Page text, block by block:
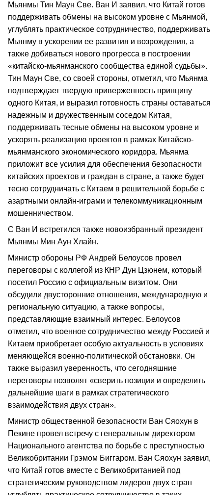
Мьянмы Тин Маун Све. Ван И заявил, что Китай готов
поддерживать обмены на высоком уровне с Мьянмой,
углублять практическое сотрудничество, поддерживать
Мьянму в ускорении ее развития и возрождения, а
также добиваться нового прогресса в построении
«китайско-мьянманского сообщества единой судьбы».
Тин Маун Све, со своей стороны, отметил, что Мьянма
подтверждает твердую приверженность принципу
одного Китая, и выразил готовность страны оставаться
надежным и дружественным соседом Китая,
поддерживать тесные обмены на высоком уровне и
ускорять реализацию проектов в рамках Китайско-
мьянманского экономического коридора. Мьянма
приложит все усилия для обеспечения безопасности
китайских проектов и граждан в стране, а также будет
тесно сотрудничать с Китаем в решительной борьбе с
азартными онлайн-играми и телекоммуникационным
мошенничеством.
С Ван И встретился также новоизбранный президент
Мьянмы Мин Аун Хлайн.
Министр обороны РФ Андрей Белоусов провел
переговоры с коллегой из КНР Дун Цзюнем, который
посетил Россию с официальным визитом. Они
обсудили двусторонние отношения, международную и
региональную ситуацию, а также вопросы,
представляющие взаимный интерес. Белоусов
отметил, что военное сотрудничество между Россией и
Китаем приобретает особую актуальность в условиях
меняющейся военно-политической обстановки. Он
также выразил уверенность, что сегодняшние
переговоры позволят «сверить позиции и определить
дальнейшие шаги в рамках стратегического
взаимодействия двух стран».
Министр общественной безопасности Ван Сяохун в
Пекине провел встречу с генеральным директором
Национального агентства по борьбе с преступностью
Великобритании Грэмом Биггаром. Ван Сяохун заявил,
что Китай готов вместе с Великобританией под
стратегическим руководством лидеров двух стран